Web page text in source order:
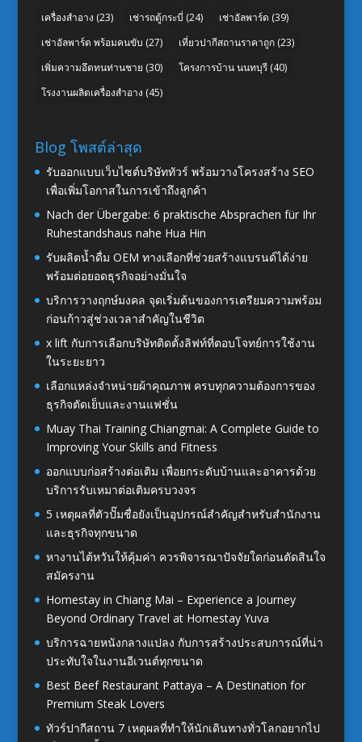
เครื่องสำอาง (23) เช่ารถตู้กระบี่ (24) เช่าอัลพาร์ด (39)
เช่าอัลพาร์ด พร้อมคนขับ (27) เที่ยวปากีสถานราคาถูก(23)
เพิ่มความอึดทนท่านชาย (30) โครงการบ้าน นนทบุรี(40)
โรงงานผลิตเครื่องสำอาง (45)
Blog โพสต์ล่าสุด
รับออกแบบเว็บไซต์บริษัททัวร์ พร้อมวางโครงสร้าง SEO
เพื่อเพิ่มโอกาสในการเข้าถึงลูกค้า
Nach der Übergabe: 6 praktische Absprachen für Ihr
Ruhestandshaus nahe Hua Hin
รับผลิตน้ำดื่ม OEM ทางเลือกที่ช่วยสร้างแบรนด์ได้ง่าย
พร้อมต่อยอดธุรกิจอย่างมั่นใจ
บริการวางฤกษ์มงคล จุดเริ่มต้นของการเตรียมความพร้อม
ก่อนก้าวสู่ช่วงเวลาสำคัญในชีวิต
x lift กับการเลือกบริษัทติดตั้งลิฟท์ที่ตอบโจทย์การใช้งาน
ในระยะยาว
เลือกแหล่งจำหน่ายผ้าคุณภาพ ครบทุกความต้องการของ
ธุรกิจตัดเย็บและงานแฟชั่น
Muay Thai Training Chiangmai: A Complete Guide to
Improving Your Skills and Fitness
ออกแบบก่อสร้างต่อเติม เพื่อยกระดับบ้านและอาคารด้วย
บริการรับเหมาต่อเติมครบวงจร
5 เหตุผลที่ตัวปั๊มชื่อยังเป็นอุปกรณ์สำคัญสำหรับสำนักงาน
และธุรกิจทุกขนาด
หางานไต้หวันให้คุ้มค่า ควรพิจารณาปัจจัยใดก่อนตัดสินใจ
สมัครงาน
Homestay in Chiang Mai – Experience a Journey
Beyond Ordinary Travel at Homestay Yuva
บริการฉายหนังกลางแปลง กับการสร้างประสบการณ์ที่น่า
ประทับใจในงานอีเวนต์ทุกขนาด
Best Beef Restaurant Pattaya – A Destination for
Premium Steak Lovers
ทัวร์ปากีสถาน 7 เหตุผลที่ทำให้นักเดินทางทั่วโลกอยากไป